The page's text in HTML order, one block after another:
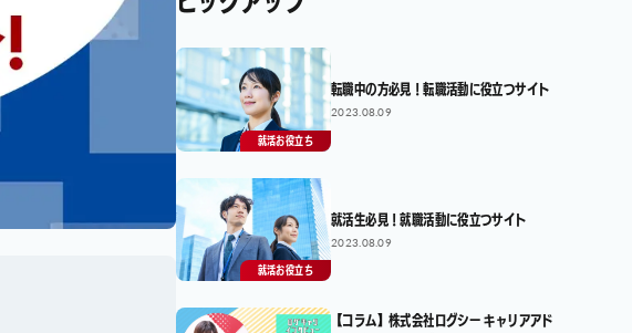
就活お役立ち
転職中の方必見！転職活動に役立つサイト
2023.08.09
就活お役立ち
就活生必見！就職活動に役立つサイト
2023.08.09
【コラム】株式会社ログシー キャリアアド